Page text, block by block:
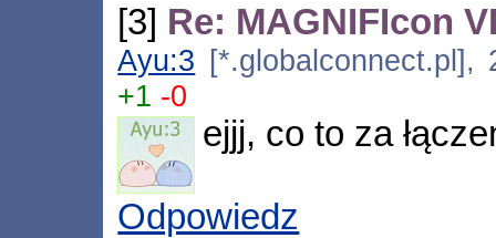
[3] Re: MAGNIFIcon
Ayu:3 [*.globalconnect.pl],
+1 -0
ejjj, co to za
Odpowiedz